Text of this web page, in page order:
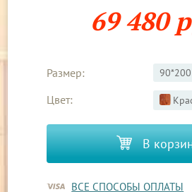
69 480
Размер:
Цвет:
В
ВСЕ СПОСОБЫ ОПЛАТЫ